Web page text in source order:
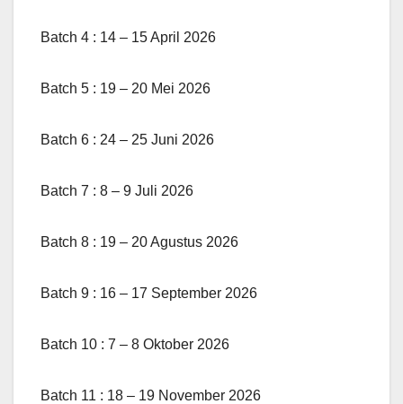
Batch 4 : 14 – 15 April 2026
Batch 5 : 19 – 20 Mei 2026
Batch 6 : 24 – 25 Juni 2026
Batch 7 : 8 – 9 Juli 2026
Batch 8 : 19 – 20 Agustus 2026
Batch 9 : 16 – 17 September 2026
Batch 10 : 7 – 8 Oktober 2026
Batch 11 : 18 – 19 November 2026